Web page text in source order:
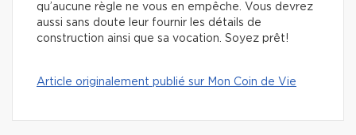
qu’aucune règle ne vous en empêche. Vous devrez
aussi sans doute leur fournir les détails de
construction ainsi que sa vocation. Soyez prêt!
Article originalement publié sur Mon Coin de Vie